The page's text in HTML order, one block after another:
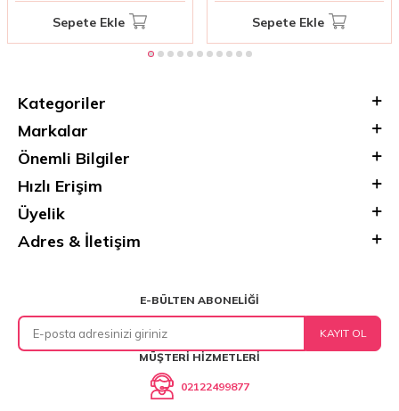
Sepete Ekle Sepete Ekle
Kategoriler
Markalar
Önemli Bilgiler
Hızlı Erişim
Üyelik
Adres & İletişim
E-BÜLTEN ABONELIĞI
KAYIT OL
MÜŞTERI HIZMETLERI
02122499877